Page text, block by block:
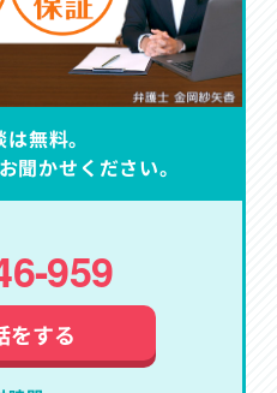
無料。
聞かせください。
959
をする